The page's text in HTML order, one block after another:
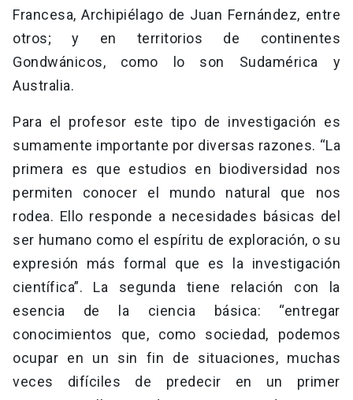
Francesa, Archipiélago de Juan Fernández, entre
otros; y en territorios de continentes
Gondwánicos, como lo son Sudamérica y
Australia.
Para el profesor este tipo de investigación es
sumamente importante por diversas razones. “La
primera es que estudios en biodiversidad nos
permiten conocer el mundo natural que nos
rodea. Ello responde a necesidades básicas del
ser humano como el espíritu de exploración, o su
expresión más formal que es la investigación
científica”. La segunda tiene relación con la
esencia de la ciencia básica: “entregar
conocimientos que, como sociedad, podemos
ocupar en un sin fin de situaciones, muchas
veces difíciles de predecir en un primer